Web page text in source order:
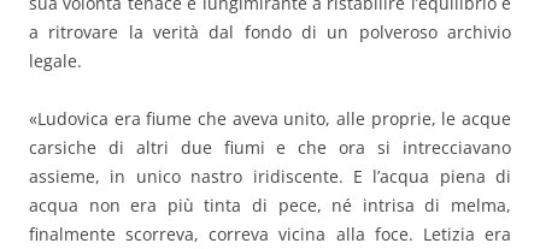
a ritrovare la verità dal fondo di un polveroso archivio
legale.
«Ludovica era fiume che aveva unito, alle proprie, le acque
carsiche di altri due fiumi e che ora si intrecciavano
assieme, in unico nastro iridiscente. E l’acqua piena di
acqua non era più tinta di pece, né intrisa di melma,
finalmente scorreva, correva vicina alla foce. Letizia era